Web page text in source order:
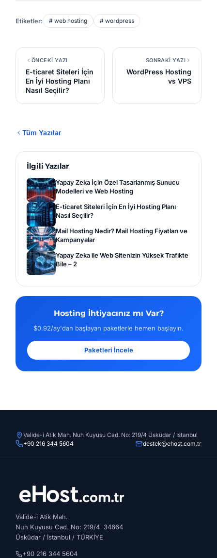
Etiketler: # web hosting # wordpress
ÖNCEKİ YAZI
E-ticaret Siteleri İçin
En İyi Hosting Planı
Nasıl Seçilir?
SONRAKİ YAZI
WordPress Hosting
vs VPS
Tüm Yazılar
İlgili Yazılar
Yapay Zeka İçin Özel Tasarlanmış Sunucu
Modelleri ve Web Hosting
E-ticaret Siteleri İçin En İyi Hosting Planı
Nasıl Seçilir?
Mail Hosting Nedir? Mail Hosting Fiyatları ve
Kampanyalar
Yapay Zeka ile Web Sitenizin Yüksek Trafikte
Bile – 2
Hosting İhtiyacınız mı Var?
$0.92/ay'dan başlayan paketlerle hemen başlayın.
Paketleri İncele
Valide-i Atik Mah. Nuh Kuyusu Cad. No: 219/4 Üsküdar / İstanbul
+90 216 344 5604
destek@ehost.com.tr
Valide-i Atik Mah.
Nuh Kuyusu Cad. No: 219/4 34664
Üsküdar / İstanbul / TÜRKİYE
+90 216 344 5604